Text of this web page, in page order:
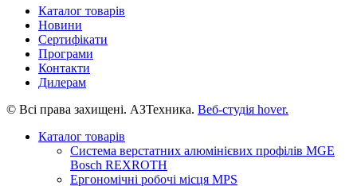
Каталог товарів
Новини
Сертифікати
Програми
Контакти
Дилерам
© Всі права захищені. АЗТехника. Веб-студія hover.
Каталог товарів
Система верстатних алюмінієвих профілів MGE
Bosch REXROTH
Ергономічні робочі місця MPS